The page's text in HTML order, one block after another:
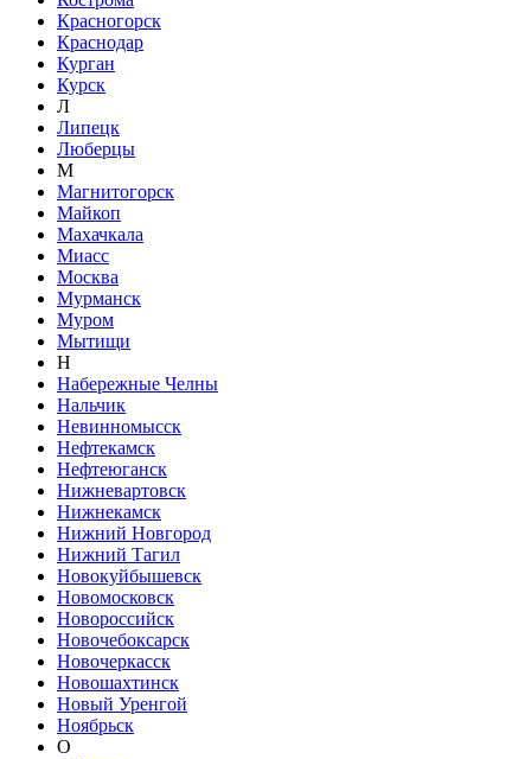
Красногорск
Краснодар
Курган
Курск
Л
Липецк
Люберцы
М
Магнитогорск
Майкоп
Махачкала
Миасс
Москва
Мурманск
Муром
Мытищи
Н
Набережные Челны
Нальчик
Невинномысск
Нефтекамск
Нефтеюганск
Нижневартовск
Нижнекамск
Нижний Новгород
Нижний Тагил
Новокуйбышевск
Новомосковск
Новороссийск
Новочебоксарск
Новочеркасск
Новошахтинск
Новый Уренгой
Ноябрьск
О